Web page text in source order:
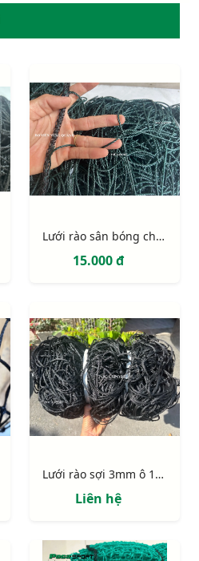
Lưới rào sân bóng chuyền 6m x 76m
15.000 đ
Lưới rào sợi 3mm ô 100mm-120mm-145mm
Liên hệ